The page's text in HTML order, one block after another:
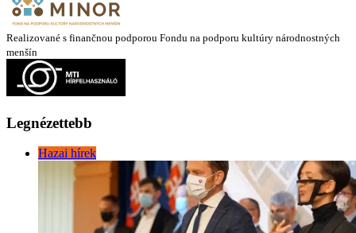
Realizované s finančnou podporou Fondu na podporu kultúry národnostných
menšín
Legnézettebb
Hazai hírek